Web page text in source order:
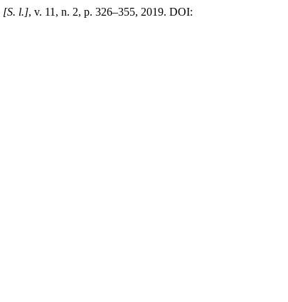
[S. l.], v. 11, n. 2, p. 326–355, 2019. DOI: